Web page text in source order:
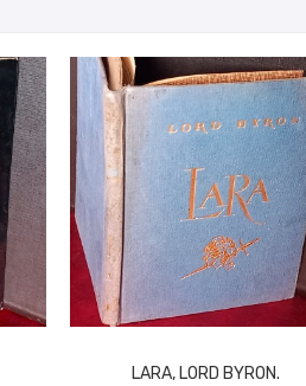
LARA, LORD BYRON.